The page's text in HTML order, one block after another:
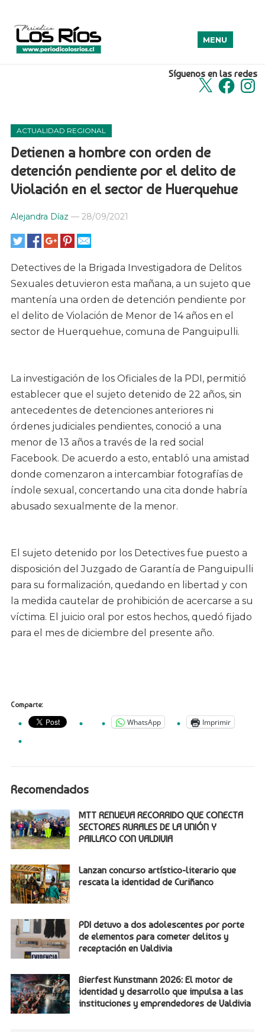
Síguenos en las redes
X Facebook
MENU
ACTUALIDAD REGIONAL
Detienen a hombre con orden de
detención pendiente por el delito de
Violación en el sector de Huerquehue
Alejandra Díaz — 28/09/2021
Detectives de la Brigada Investigadora de Delitos
Sexuales detuvieron esta mañana, a un sujeto que
mantenía una orden de detención pendiente por
el delito de Violación de Menor de 14 años en el
sector de Huerquehue, comuna de Panguipulli.
La investigación de los Oficiales de la PDI, permitió
establecer que el sujeto detenido de 22 años, sin
antecedentes de detenciones anteriores ni
órdenes judiciales pendientes, conoció a una
menor de 13 años a través de la red social
Facebook. De acuerdo a esto, entabló una amistad
donde comenzaron a intercambiar fotografías de
índole sexual, concertando una cita donde habría
abusado sexualmente de la menor.
El sujeto detenido por los Detectives fue puesto a
disposición del Juzgado de Garantía de Panguipulli
para su formalización, quedando en libertad y con
la medida cautelar de prohibición de acercarse a su
víctima. El juicio oral por estos hechos, quedó fijado
para el mes de diciembre del presente año.
Comparte:
WhatsApp Imprimir
Recomendados
MTT RENUEVA RECORRIDO QUE CONECTA
SECTORES RURALES DE LA UNIÓN Y
PAILLACO CON VALDIVIA
Lanzan concurso artístico-literario que
rescata la identidad de Curiñanco
PDI detuvo a dos adolescentes por porte
de elementos para cometer delitos y
receptación en Valdivia
Bierfest Kunstmann 2026: El motor de
identidad y desarrollo que impulsa a las
instituciones y emprendedores de Valdivia